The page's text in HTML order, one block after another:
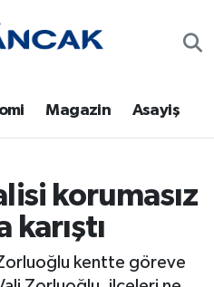
Magazin Asayiş
korumasız
karıştı
kentte göreve
ve Fikstür